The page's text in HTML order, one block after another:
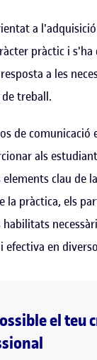
a
pràctic i s'ha
a les
treball.
de comunicació
als
clau de
la pràctica, els
efectiva en
el teu